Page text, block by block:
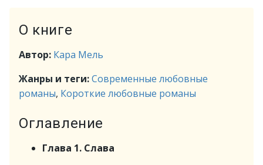
О книге
Автор: Кара Мель
Жанры и теги:Современные любовные
романы, Короткие любовные романы
Оглавление
Глава 1. Слава